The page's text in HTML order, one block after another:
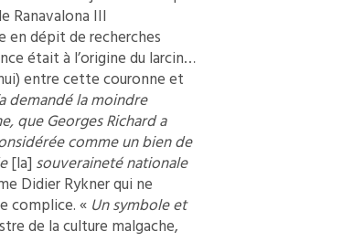
Ranavalona III
en dépit de recherches
était à l’origine du larcin…
entre cette couronne et
demandé la moindre
que Georges Richard a
comme un bien de
[la] souveraineté nationale
Didier Rykner qui ne
complice. « Un symbole et
de la culture malgache,